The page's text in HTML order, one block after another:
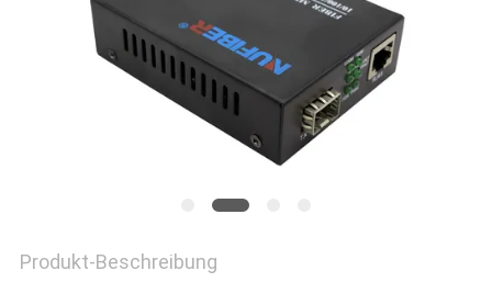
DATENSCHUTZRICHTLINIE
Produkt-Beschreibung